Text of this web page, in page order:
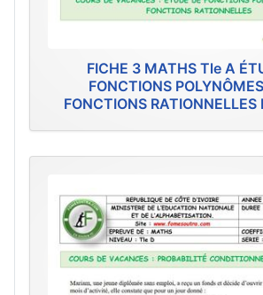
FICHE 3 MATHS Tle A
FONCTIONS
FONCTIONS